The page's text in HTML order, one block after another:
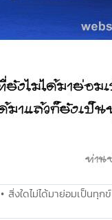
• สิ่งใดไม่ได้มาย่อมเป็นทุกข์